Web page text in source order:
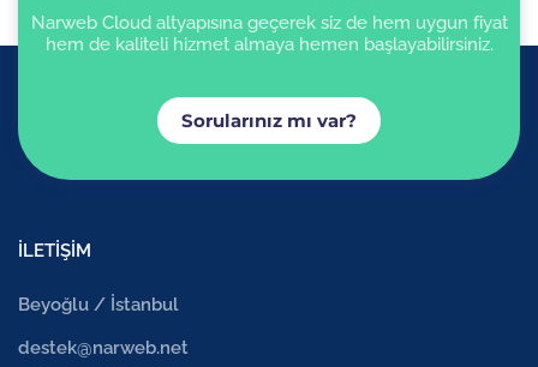
Narweb Cloud altyapısına geçerek siz de hem uygun fiyat
hem de kaliteli hizmet almaya hemen başlayabilirsiniz.
Sorularınız mı var?
İLETİŞİM
Beyoğlu / İstanbul
destek@narweb.net